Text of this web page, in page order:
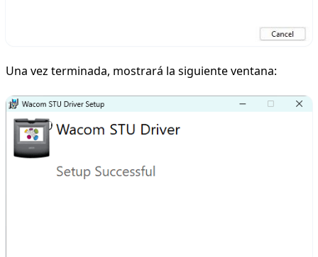
Una vez terminada, mostrará la siguiente ventana: